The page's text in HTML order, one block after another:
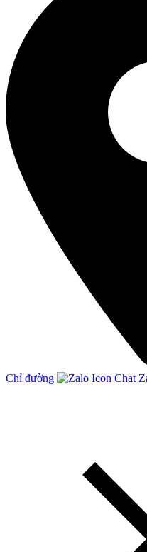
Chỉ đường Chat